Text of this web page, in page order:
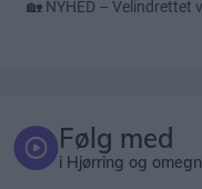
Følg med
i Hjørring og omegn